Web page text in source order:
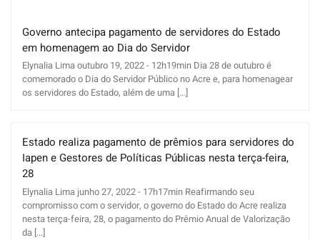
Governo antecipa pagamento de servidores do Estado
em homenagem ao Dia do Servidor
Elynalia Lima outubro 19, 2022 - 12h19min Dia 28 de outubro é
comemorado o Dia do Servidor Público no Acre e, para homenagear
os servidores do Estado, além de uma [...]
Estado realiza pagamento de prêmios para servidores do
Iapen e Gestores de Políticas Públicas nesta terça-feira,
28
Elynalia Lima junho 27, 2022 - 17h17min Reafirmando seu
compromisso com o servidor, o governo do Estado do Acre realiza
nesta terça-feira, 28, o pagamento do Prêmio Anual de Valorização
da [...]